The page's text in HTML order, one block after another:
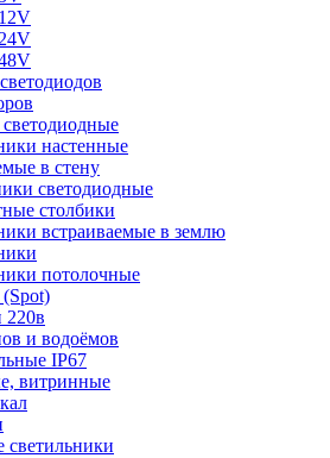
настенные
в стену
светодиодные
столбики
встраиваемые в землю
потолочные
220в
и водоёмов
IP67
витринные
светильники